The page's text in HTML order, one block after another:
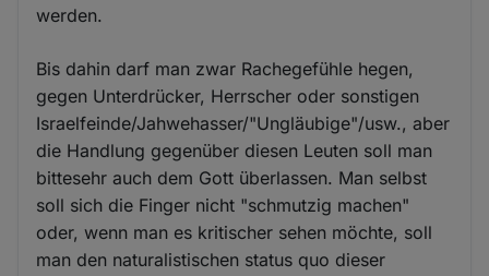
werden.
Bis dahin darf man zwar Rachegefühle hegen,
gegen Unterdrücker, Herrscher oder sonstigen
Israelfeinde/Jahwehasser/"Ungläubige"/usw., aber
die Handlung gegenüber diesen Leuten soll man
bittesehr auch dem Gott überlassen. Man selbst
soll sich die Finger nicht "schmutzig machen"
oder, wenn man es kritischer sehen möchte, soll
man den naturalistischen status quo dieser